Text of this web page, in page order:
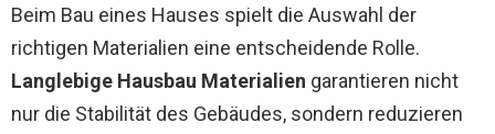
Beim Bau eines Hauses spielt die Auswahl der
richtigen Materialien eine entscheidende Rolle.
Langlebige Hausbau Materialien garantieren nicht
nur die Stabilität des Gebäudes, sondern reduzieren